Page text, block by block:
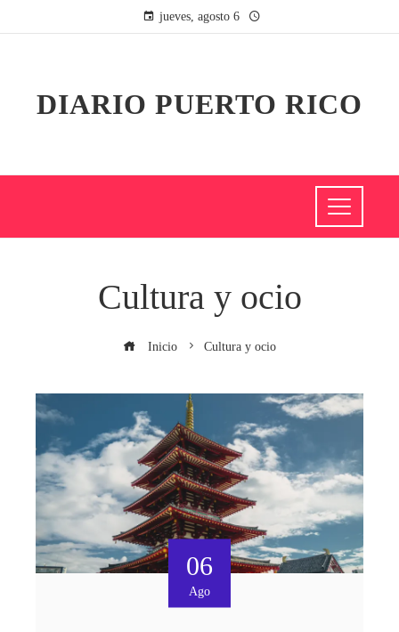
jueves, agosto 6
DIARIO PUERTO RICO
Cultura y ocio
Inicio Cultura y ocio
06
Ago